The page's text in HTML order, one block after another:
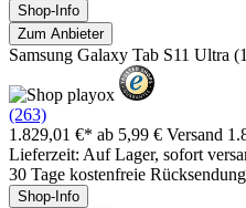
Shop-Info
Zum Anbieter
Samsung Galaxy Tab S11 Ultra
(263)
1.829,01 €* ab 5,99 € Versand
Lieferzeit: Auf Lager, sofort
30 Tage kostenfreie Rücksendung
Shop-Info